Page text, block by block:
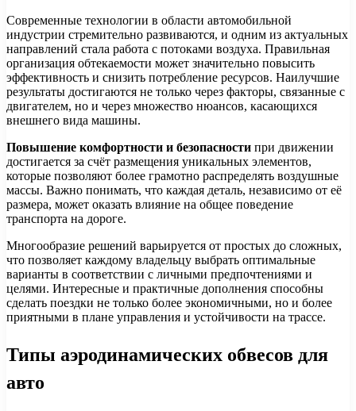
Современные технологии в области автомобильной
индустрии стремительно развиваются, и одним из актуальных
направлений стала работа с потоками воздуха. Правильная
организация обтекаемости может значительно повысить
эффективность и снизить потребление ресурсов. Наилучшие
результаты достигаются не только через факторы, связанные с
двигателем, но и через множество нюансов, касающихся
внешнего вида машины.
Повышение комфортности и безопасности при движении
достигается за счёт размещения уникальных элементов,
которые позволяют более грамотно распределять воздушные
массы. Важно понимать, что каждая деталь, независимо от её
размера, может оказать влияние на общее поведение
транспорта на дороге.
Многообразие решений варьируется от простых до сложных,
что позволяет каждому владельцу выбрать оптимальные
варианты в соответствии с личными предпочтениями и
целями. Интересные и практичные дополнения способны
сделать поездки не только более экономичными, но и более
приятными в плане управления и устойчивости на трассе.
Типы аэродинамических обвесов для
авто